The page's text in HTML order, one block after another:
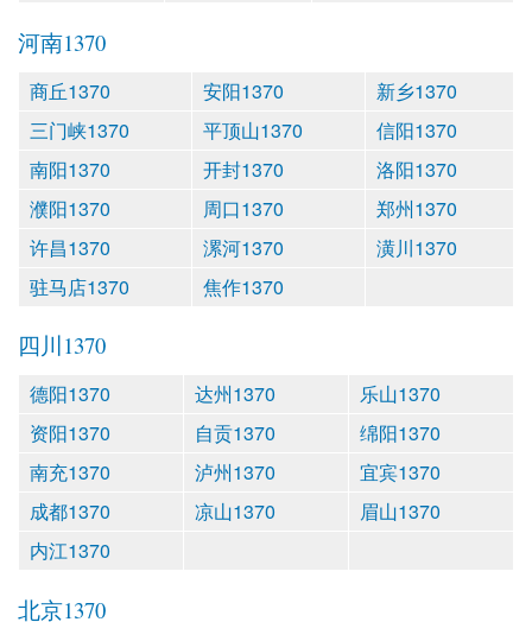
河南1370
商丘1370 安阳1370
新乡1370
三门峡1370
平顶山1370
信阳1370
南阳1370
开封1370
洛阳1370
濮阳1370
周口1370
郑州1370
许昌1370
漯河1370
潢川1370
驻马店1370
焦作1370
四川1370
德阳1370 达州1370
乐山1370
资阳1370
自贡1370
绵阳1370
南充1370
泸州1370
宜宾1370
成都1370
凉山1370
眉山1370
内江1370
北京1370